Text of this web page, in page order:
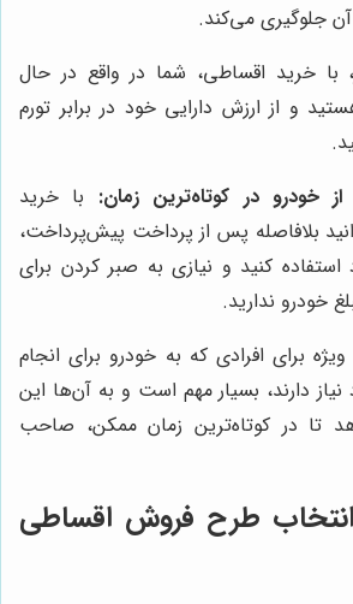
جلوگیری می‌کند.
با خرید اقساطی، شما در واقع در حال
و از ارزش دارایی خود در برابر تورم
از خودرو در کوتاه‌ترین زمان: با خرید
بلافاصله پس از پرداخت پیش‌پرداخت،
کنید و نیازی به صبر کردن برای
خودرو ندارید.
برای افرادی که به خودرو برای انجام
نیاز دارند، بسیار مهم است و به آن‌ها این
تا در کوتاه‌ترین زمان ممکن، صاحب
طرح فروش اقساطی